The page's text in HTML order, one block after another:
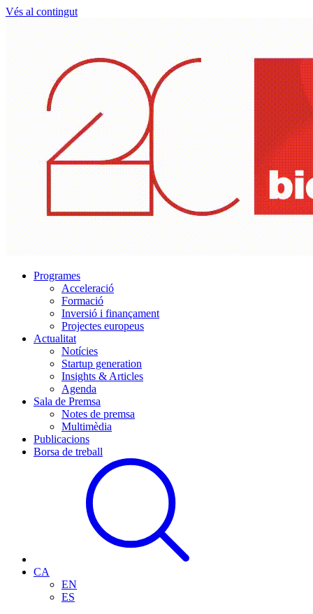
Vés al contingut
Programes
Acceleració
Formació
Inversió i finançament
Projectes europeus
Actualitat
Notícies
Startup generation
Insights & Articles
Agenda
Sala de Premsa
Notes de premsa
Multimèdia
Publicacions
Borsa de treball
CA
EN
ES